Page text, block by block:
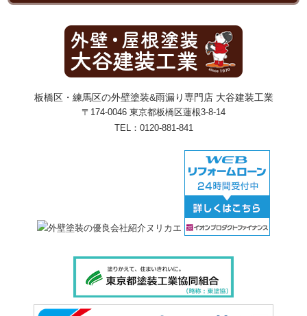
板橋区・練馬区の外壁塗装&雨漏り専門店 大谷建装工業
〒174-0046 東京都板橋区蓮根3-8-14
TEL： 0120-881-841